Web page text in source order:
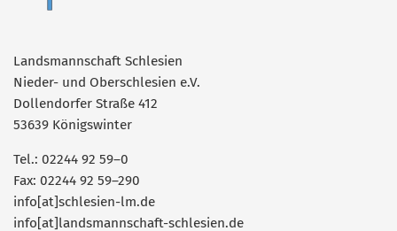
Landsmannschaft Schlesien
Nieder- und Oberschlesien e.V.
Dollendorfer Straße 412
53639 Königswinter
Tel.: 02244 92 59–0
Fax: 02244 92 59–290
info[at]schlesien-lm.de
info[at]landsmannschaft-schlesien.de